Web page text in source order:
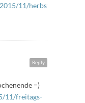
11/herbstliche-
Reply
=)
11/freitags-